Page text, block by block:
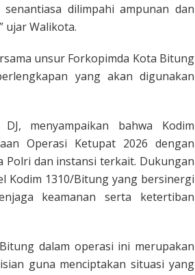
dilimpahi ampunan dan
ujar Walikota.
unsur Forkopimda Kota Bitung
yang akan digunakan
menyampaikan bahwa Kodim
Operasi Ketupat 2026 dengan
dan instansi terkait. Dukungan
Kodim 1310/Bitung yang bersinergi
keamanan serta ketertiban
dalam operasi ini merupakan
guna menciptakan situasi yang